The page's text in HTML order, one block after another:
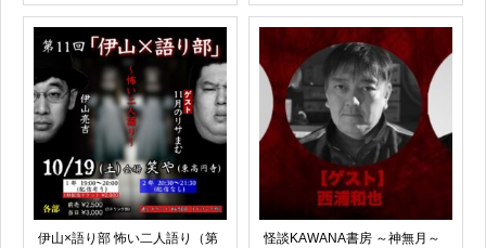
伊山×語り部 怖い二人語り（第
怪談KAWANA書房 ～神無月～